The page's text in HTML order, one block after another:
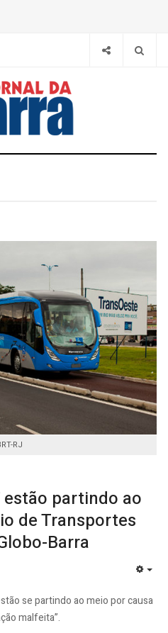
RJ
estão partindo ao
de Transportes
Barra
se partindo ao meio por causa
malfeita”.